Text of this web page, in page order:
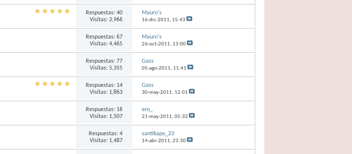
Respuestas: 40
Visitas: 2,966
Mauro's
16-dic-2011, 15:43
Respuestas: 67
Visitas: 4,465
Mauro's
26-oct-2011, 13:00
Respuestas: 77
Visitas: 5,355
Goss
05-ago-2011, 11:41
Respuestas: 14
Visitas: 1,863
Goss
30-may-2011, 12:01
Respuestas: 16
Visitas: 1,507
ero_
21-may-2011, 05:32
Respuestas: 4
Visitas: 1,487
santikapo_23
14-abr-2011, 23:30